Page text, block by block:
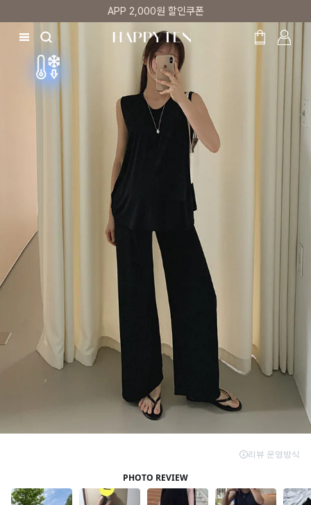
매주 리뷰어 최대 1만원 쿠폰